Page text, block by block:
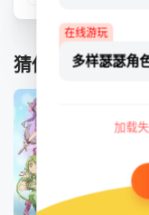
猜你喜欢
在线游玩
多样瑟瑟角
加载